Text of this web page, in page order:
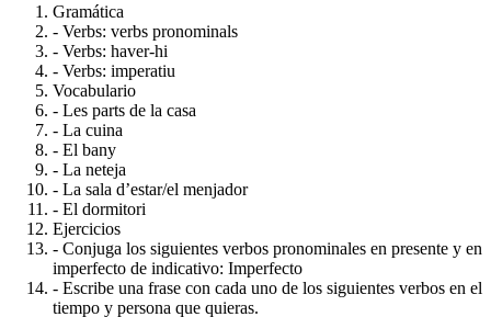
Gramática
- Verbs: verbs pronominals
- Verbs: haver-hi
- Verbs: imperatiu
Vocabulario
- Les parts de la casa
- La cuina
- El bany
- La neteja
- La sala d’estar/el menjador
- El dormitori
Ejercicios
- Conjuga los siguientes verbos pronominales en presente y en
imperfecto de indicativo: Imperfecto
- Escribe una frase con cada uno de los siguientes verbos en el
tiempo y persona que quieras.